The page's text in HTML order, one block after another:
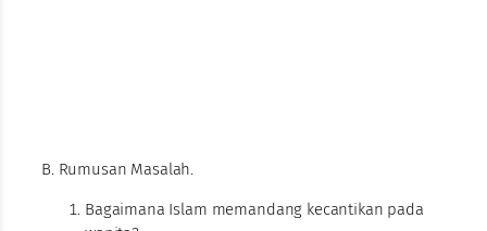
B. Rumusan Masalah.
Bagaimana Islam memandang kecantikan pada